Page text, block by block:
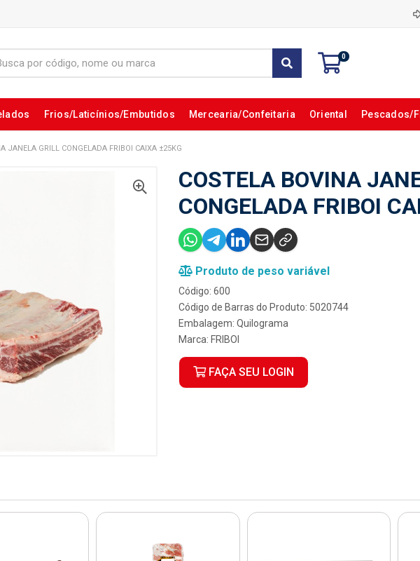
0
Frios/Laticínios/Embutidos Mercearia/Confeitaria Oriental Pescados/
JANELA GRILL CONGELADA FRIBOI CAIXA ±25KG
COSTELA BOVINA
CONGELADA FRIBOI
Produto de peso variável
Código: 600
Código de Barras do Produto: 5020744
Embalagem: Quilograma
Marca: FRIBOI
FAÇA SEU LOGIN